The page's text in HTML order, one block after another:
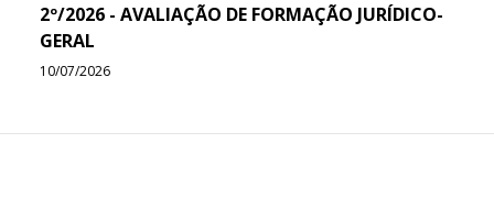
2º/2026 - AVALIAÇÃO DE FORMAÇÃO JURÍDICO-
GERAL
10/07/2026